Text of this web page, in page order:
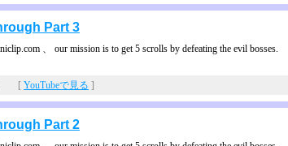
Part 3
、 our mission is to get 5 scrolls by defeating the evil bosses.
28 [ YouTubeで見る ]
Part 2